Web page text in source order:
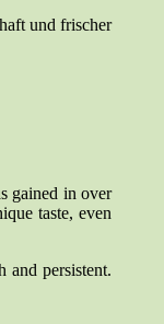
und frischer
gained in over
taste, even
and persistent.